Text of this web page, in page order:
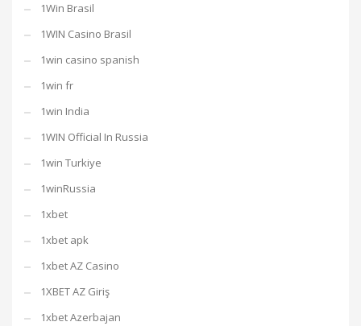
1Win Brasil
1WIN Casino Brasil
1win casino spanish
1win fr
1win India
1WIN Official In Russia
1win Turkiye
1winRussia
1xbet
1xbet apk
1xbet AZ Casino
1XBET AZ Giriş
1xbet Azerbajan